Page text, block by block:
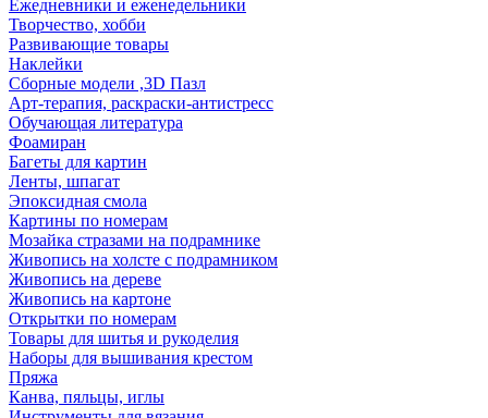
Ежедневники и еженедельники
Творчество, хобби
Развивающие товары
Наклейки
Сборные модели ,3D Пазл
Арт-терапия, раскраски-антистресс
Обучающая литература
Фоамиран
Багеты для картин
Ленты, шпагат
Эпоксидная смола
Картины по номерам
Мозайка стразами на подрамнике
Живопись на холсте с подрамником
Живопись на дереве
Живопись на картоне
Открытки по номерам
Товары для шитья и рукоделия
Наборы для вышивания крестом
Пряжа
Канва, пяльцы, иглы